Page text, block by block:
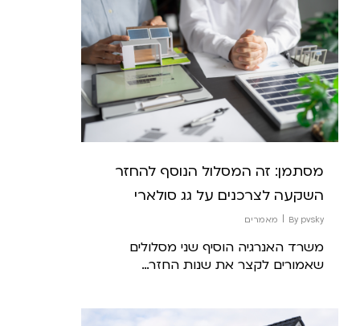
מסתמן: זה המסלול הנוסף להחזר
השקעה לצרכנים על גג סולארי
By pvsky מאמרים
משרד האנרגיה הוסיף שני מסלולים
שאמורים לקצר את שנות החזר…